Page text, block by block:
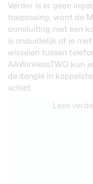
Verder is er geen
toepassing, want de
aansluiting met een
is onduidelijk of je
wisselen tussen
AAWirelessTWO kun
de dongle in
schiet.
Lees